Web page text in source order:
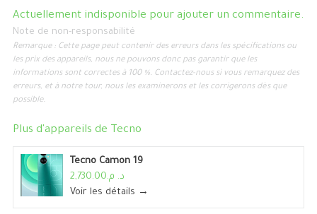
Actuellement indisponible pour ajouter un commentaire.
Note de non-responsabilité
Remarque : Cette page peut contenir des erreurs dans les spécifications ou
les prix des appareils, nous ne pouvons donc pas garantir que les
informations sont correctes à 100 %. Contactez-nous si vous remarquez des
erreurs, et à notre tour, nous les examinerons et les corrigerons dès que
possible.
Plus d'appareils de Tecno
Tecno Camon 19
د. م.2,730.00
Voir les détails →